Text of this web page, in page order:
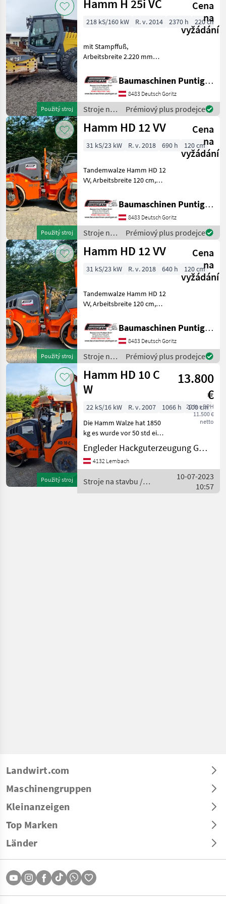
Hamm
Použitý stroj
Hamm H 25i VC
Cena
na
vyžádání
218 kS/160 kW R. v. 2014 2370 h 220 cm
mit Stampffuß,
Arbeitsbreite 2.220 mm
Baumaschinen Puntigam
GmbH Unser Spezialgebiet:
Ankauf - Verkauf -
Vermietung von
Baumaschinen Besu
Baumaschinen Puntigam GmbH
8483 Deutsch Goritz
Stroje na
stavbu /
Hamm
Prémiový plus prodejce
Použitý stroj
Hamm HD 12 VV
Cena
na
vyžádání
31 kS/23 kW R. v. 2018 690 h 120 cm
Tandemwalze Hamm HD 12
VV, Arbeitsbreite 120 cm,
Baumaschinen Puntigam
GmbH Unser Spezialgebiet:
Ankauf - Verkauf -
Vermietung von Baumaschi
Baumaschinen Puntigam GmbH
8483 Deutsch Goritz
Stroje na
stavbu /
Hamm
Prémiový plus prodejce
Použitý stroj
Hamm HD 12 VV
Cena
na
vyžádání
31 kS/23 kW R. v. 2018 640 h 120 cm
Tandemwalze Hamm HD 12
VV, Arbeitsbreite 120 cm,
Baumaschinen Puntigam
GmbH Unser Spezialgebiet:
Ankauf - Verkauf -
Vermietung von Baumaschi
Baumaschinen Puntigam GmbH
8483 Deutsch Goritz
Stroje na
stavbu /
Hamm
Prémiový plus prodejce
Použitý stroj
Hamm HD 10 C
W
13.800
€
20 % s DPH
11.500 €
netto
22 kS/16 kW R. v. 2007 1066 h
100 cm
Die Hamm Walze hat 1850
kg es wurde vor 50 std ein
neuer Motor eingebaut. Sie
ist sofort einsatzbereit
Stroje na stavbu Valec
Engleder Hackguterzeugung GmbH
4132 Lembach
Stroje na stavbu /
Hamm
10-07-2023
10:57
Landwirt.com
Maschinengruppen
Kleinanzeigen
Top Marken
Länder